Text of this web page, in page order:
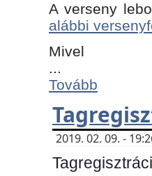
A verseny
alábbi
Mivel
...
Tovább
2019. 02. 09. -